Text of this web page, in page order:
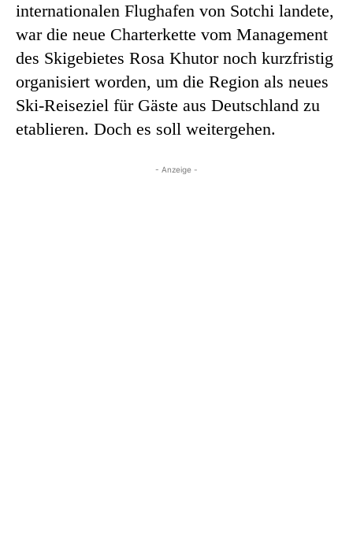
internationalen Flughafen von Sotchi landete,
war die neue Charterkette vom Management
des Skigebietes Rosa Khutor noch kurzfristig
organisiert worden, um die Region als neues
Ski-Reiseziel für Gäste aus Deutschland zu
etablieren. Doch es soll weitergehen.
- Anzeige -